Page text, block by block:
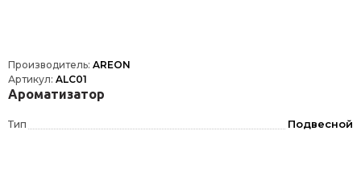
Производитель: AREON
Артикул: ALC01
Ароматизатор
Тип Подвесной